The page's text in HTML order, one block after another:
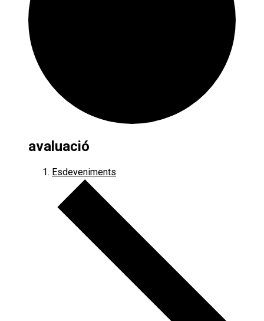
avaluació
Esdeveniments